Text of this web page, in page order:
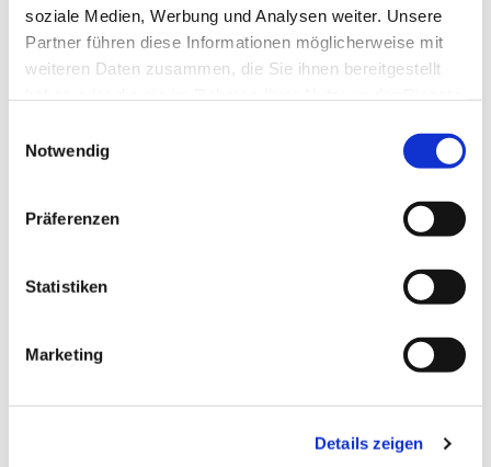
soziale Medien, Werbung und Analysen weiter. Unsere
Partner führen diese Informationen möglicherweise mit
weiteren Daten zusammen, die Sie ihnen bereitgestellt
Notwendig
Präferenzen
Statistiken
Marketing
Details zeigen
Dies könnte Sie auch